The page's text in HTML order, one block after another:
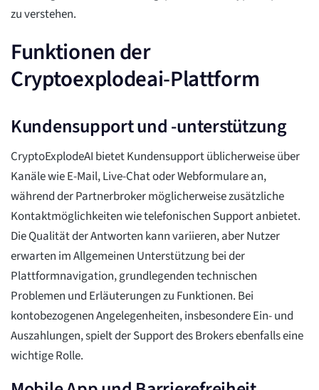
zu verstehen.
Funktionen der
Cryptoexplodeai-Plattform
Kundensupport und -unterstützung
CryptoExplodeAI bietet Kundensupport üblicherweise über
Kanäle wie E-Mail, Live-Chat oder Webformulare an,
während der Partnerbroker möglicherweise zusätzliche
Kontaktmöglichkeiten wie telefonischen Support anbietet.
Die Qualität der Antworten kann variieren, aber Nutzer
erwarten im Allgemeinen Unterstützung bei der
Plattformnavigation, grundlegenden technischen
Problemen und Erläuterungen zu Funktionen. Bei
kontobezogenen Angelegenheiten, insbesondere Ein- und
Auszahlungen, spielt der Support des Brokers ebenfalls eine
wichtige Rolle.